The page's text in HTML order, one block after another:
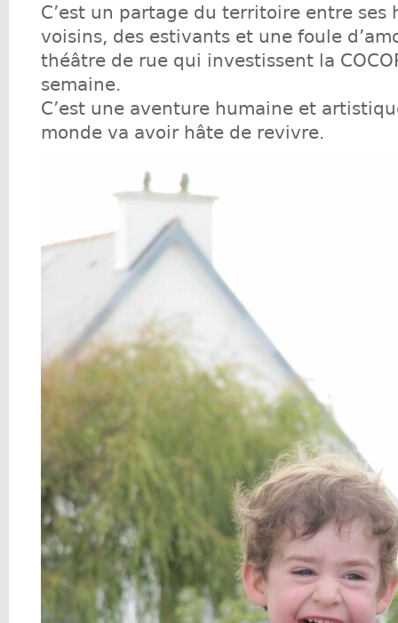
C’est un partage du territoire entre ses
voisins, des estivants et une foule
théâtre de rue qui investissent la
semaine.
C’est une aventure humaine et
monde va avoir hâte de revivre.